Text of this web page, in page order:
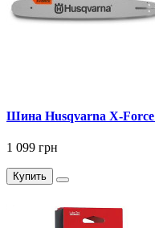
Шина Husqvarna X-
1 099 грн
Купить